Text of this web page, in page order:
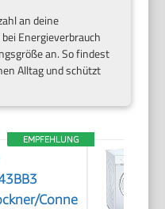
an deine
Energieverbrauch
an. So findest
Alltag und schützt
EMPFEHLUNG
ConnectLife